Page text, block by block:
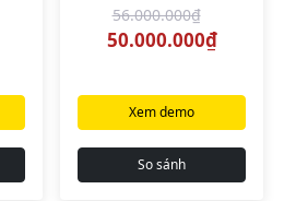
56.000.000₫
Giá
gốc
là:
50.000.000₫
Giá
hiện
tại
50.000.000₫.
Xem demo
So sánh